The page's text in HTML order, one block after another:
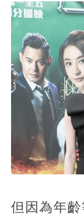
但因為年